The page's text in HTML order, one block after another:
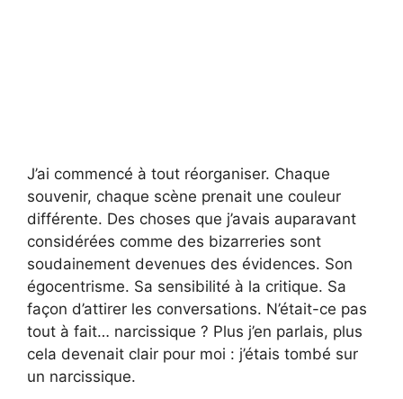
J’ai commencé à tout réorganiser. Chaque
souvenir, chaque scène prenait une couleur
différente. Des choses que j’avais auparavant
considérées comme des bizarreries sont
soudainement devenues des évidences. Son
égocentrisme. Sa sensibilité à la critique. Sa
façon d’attirer les conversations. N’était-ce pas
tout à fait… narcissique ? Plus j’en parlais, plus
cela devenait clair pour moi : j’étais tombé sur
un narcissique.